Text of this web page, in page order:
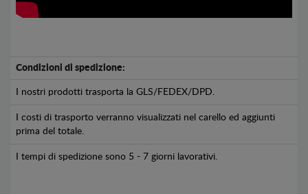
Condizioni di spedizione:
I nostri prodotti trasporta la GLS/FEDEX/DPD.
I costi di trasporto verranno visualizzati nel carello ed aggiunti
prima del totale.
I tempi di spedizione sono 5 - 7 giorni lavorativi.